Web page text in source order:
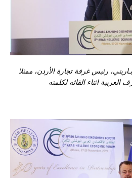
رئيس غرفة تجارة الأردن، ممثلا
العربية اثناء القائه لكلمته